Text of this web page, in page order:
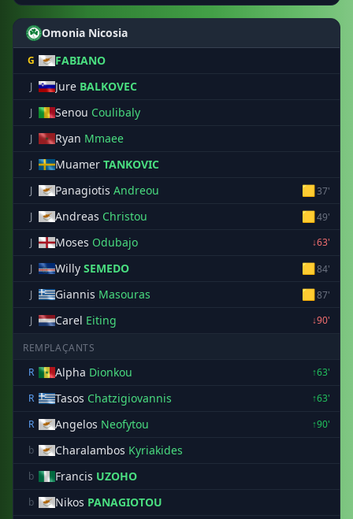
Omonia Nicosia
G FABIANO
J Jure BALKOVEC
J Senou Coulibaly
J Ryan Mmaee
J Muamer TANKOVIC
J Panagiotis Andreou 🟨37'
J
Andreas Christou 🟨49'
J
Moses Odubajo
↓63'
J
Willy SEMEDO 🟨84'
J
Giannis Masouras 🟨87'
J
Carel Eiting ↓90'
REMPLAÇANTS
R
Alpha Dionkou
↑63'
R
Tasos Chatzigiovannis
↑63'
R
Angelos Neofytou
↑90'
b
Charalambos Kyriakides
b Francis UZOHO
b Nikos PANAGIOTOU